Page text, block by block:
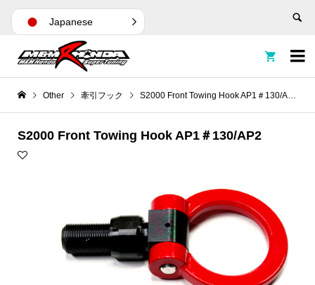


Other 牽引フック S2000 Front Towing Hook AP1＃130/AP2
S2000 Front Towing Hook AP1＃130/AP2
Japanese